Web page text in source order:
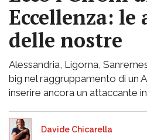
Eccellenza: le
delle nostre
Alessandria, Ligorna,
big nel raggruppamento di un
inserire ancora un attaccante
Davide Chicarella